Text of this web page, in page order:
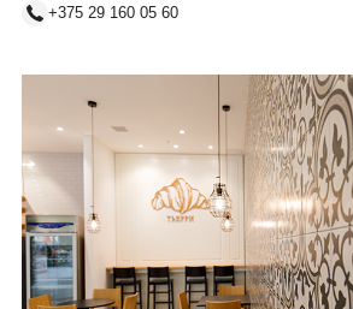
+375 29 160 05 60